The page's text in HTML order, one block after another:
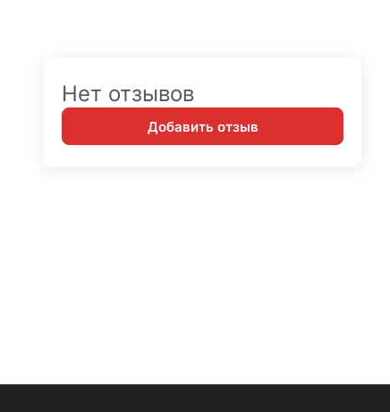
Нет отзывов
Добавить отзыв